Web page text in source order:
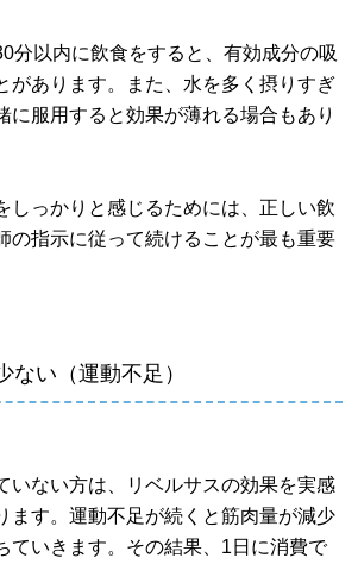
分以内に飲食をすると、有効成分の吸
があります。また、水を多く摂りすぎ
に服用すると効果が薄れる場合もあり
しっかりと感じるためには、正しい飲
の指示に従って続けることが最も重要
ない（運動不足）
いない方は、リベルサスの効果を実感
ます。運動不足が続くと筋肉量が減少
ていきます。その結果、1日に消費で